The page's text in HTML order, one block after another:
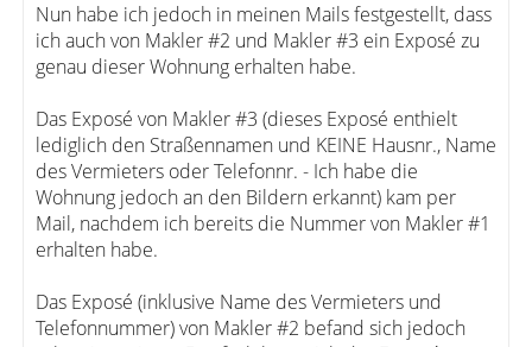
Nun habe ich jedoch in meinen Mails festgestellt, dass
ich auch von Makler #2 und Makler #3 ein Exposé zu
genau dieser Wohnung erhalten habe.
Das Exposé von Makler #3 (dieses Exposé enthielt
lediglich den Straßennamen und KEINE Hausnr., Name
des Vermieters oder Telefonnr. - Ich habe die
Wohnung jedoch an den Bildern erkannt) kam per
Mail, nachdem ich bereits die Nummer von Makler #1
erhalten habe.
Das Exposé (inklusive Name des Vermieters und
Telefonnummer) von Makler #2 befand sich jedoch